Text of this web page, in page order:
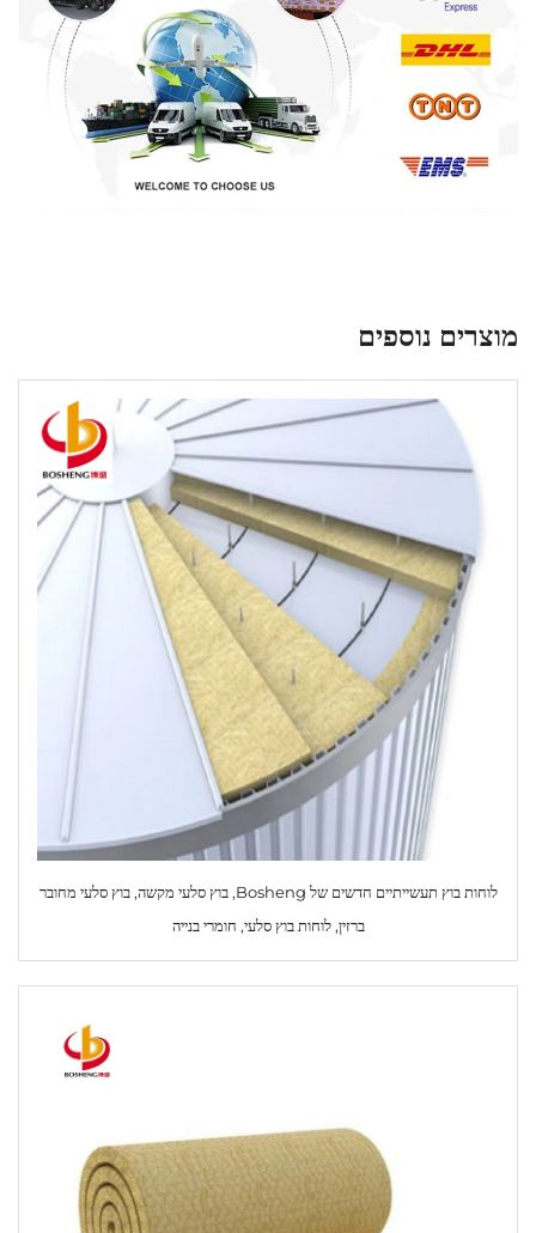
מוצרים נוספים
לוחות בוץ תעשייתיים חדשים של Bosheng, בוץ סלעי מקשה, בוץ סלעי מחובר
ברזין, לוחות בוץ סלעי, חומרי בנייה